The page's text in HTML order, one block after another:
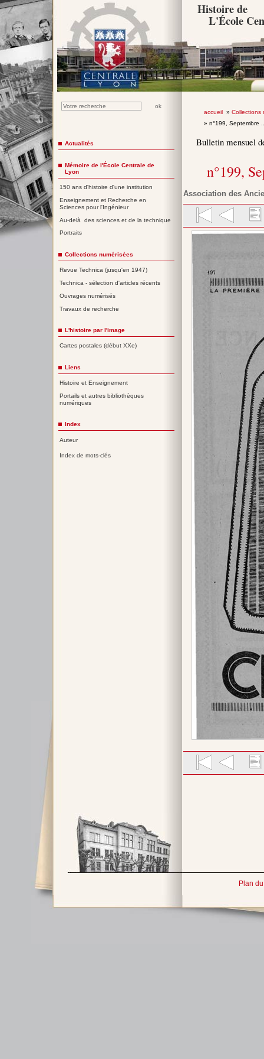
Histoire de
L'École
accueil» Collections
» n°199, Septembre
Bulletin mensuel
n°199,
Association des
Actualités
Mémoire de l'École Centrale de
Lyon
150 ans d'histoire d'une institution
Enseignement et Recherche en
Sciences pour l'Ingénieur
Au-delà des sciences et de la technique
Portraits
Collections numérisées
Revue Technica (jusqu'en 1947)
Technica - sélection d'articles récents
Ouvrages numérisés
Travaux de recherche
L'histoire par l'image
Cartes postales (début XXe)
Liens
Histoire et Enseignement
Portails et autres bibliothèques
numériques
Index
Auteur
Index de mots-clés
Plan